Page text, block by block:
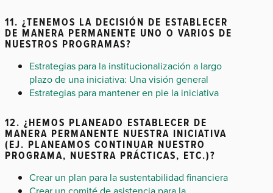
11. ¿TENEMOS LA DECISIÓN DE ESTABLECER
DE MANERA PERMANENTE UNO O VARIOS DE
NUESTROS PROGRAMAS?
Estrategias para la institucionalización a largo
plazo de una iniciativa: Una visión general
Estrategias para mantener en pie la iniciativa
12. ¿HEMOS PLANEADO ESTABLECER DE
MANERA PERMANENTE NUESTRA INICIATIVA
(EJ. PLANEAMOS CONTINUAR NUESTRO
PROGRAMA, NUESTRA PRÁCTICAS, ETC.)?
Crear un plan para la sustentabilidad financiera